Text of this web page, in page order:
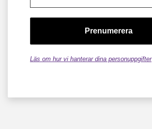
Läs om hur vi hanterar dina personuppgifter